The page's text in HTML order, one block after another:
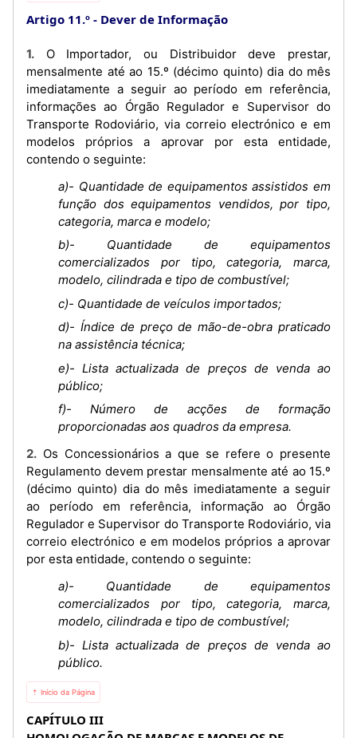
Artigo 11.º Dever de Informação
1. O Importador, ou Distribuidor deve prestar,
mensalmente até ao 15.º (décimo quinto) dia do mês
imediatamente a seguir ao período em referência,
informações ao Órgão Regulador e Supervisor do
Transporte Rodoviário, via correio electrónico e em
modelos próprios a aprovar por esta entidade,
contendo o seguinte:
a)- Quantidade de equipamentos assistidos em
função dos equipamentos vendidos, por tipo,
categoria, marca e modelo;
b)- Quantidade de equipamentos
comercializados por tipo, categoria, marca,
modelo, cilindrada e tipo de combustível;
c)- Quantidade de veículos importados;
d)- Índice de preço de mão-de-obra praticado
na assistência técnica;
e)- Lista actualizada de preços de venda ao
público;
f)- Número de acções de formação
proporcionadas aos quadros da empresa.
2. Os Concessionários a que se refere o presente
Regulamento devem prestar mensalmente até ao 15.º
(décimo quinto) dia do mês imediatamente a seguir
ao período em referência, informação ao Órgão
Regulador e Supervisor do Transporte Rodoviário, via
correio electrónico e em modelos próprios a aprovar
por esta entidade, contendo o seguinte:
a)- Quantidade de equipamentos
comercializados por tipo, categoria, marca,
modelo, cilindrada e tipo de combustível;
b)- Lista actualizada de preços de venda ao
público.
⇡ Início da Página
CAPÍTULO III